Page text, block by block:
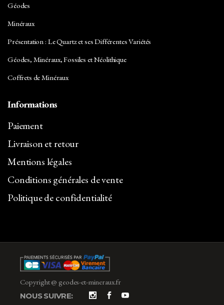
Géodes
Minéraux
Présentation : Le Quartz et ses Différentes Variétés
Géodes, Minéraux, Fossiles et Néolithique
Coffrets de Minéraux
Informations
Paiement
Livraison et retour
Mentions légales
Conditions générales de vente
Politique de confidentialité
Copyright @ geodes-et-mineraux.fr
NOUS SUIVRE: